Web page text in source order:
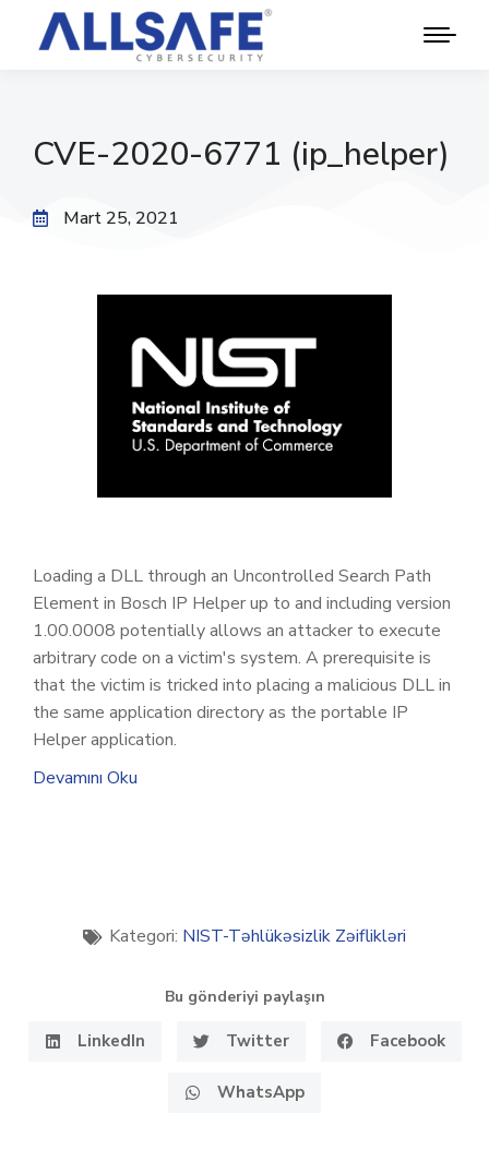
CVE-2020-6771 (ip_helper)
Mart 25, 2021
Loading a DLL through an Uncontrolled Search Path
Element in Bosch IP Helper up to and including version
1.00.0008 potentially allows an attacker to execute
arbitrary code on a victim's system. A prerequisite is
that the victim is tricked into placing a malicious DLL in
the same application directory as the portable IP
Helper application.
Devamını Oku
Kategori: NIST-Təhlükəsizlik Zəiflikləri
Bu gönderiyi paylaşın
LinkedIn Twitter Facebook
WhatsApp